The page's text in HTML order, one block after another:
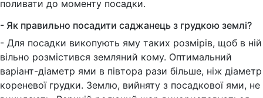
поливати до моменту посадки.
- Як правильно посадити саджанець з грудкою землі?
- Для посадки викопують яму таких розмірів, щоб в ній
вільно розмістився земляний кому. Оптимальний
варіант-діаметр ями в півтора рази більше, ніж діаметр
кореневої грудки. Землю, вийняту з посадкової ями, не